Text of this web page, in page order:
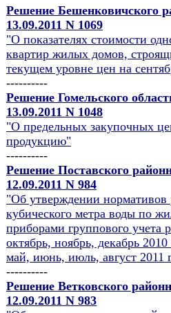
Решение Бешенковичского
13.09.2011 N 1069
"О показателях стоимости
квартир жилых домов,
текущем уровне цен на
----------
Решение Гомельского
13.09.2011 N 1048
"О предельных закупочных
продукцию"
----------
Решение Поставского
12.09.2011 N 984
"Об утверждении нормативов
кубического метра воды по
приборами группового учета
октябрь, ноябрь, декабрь
май, июнь, июль, август 2011
----------
Решение Ветковского
12.09.2011 N 983